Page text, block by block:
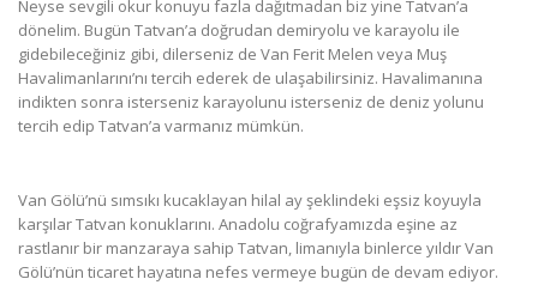
Neyse sevgili okur konuyu fazla dağıtmadan biz yine Tatvan’a
dönelim. Bugün Tatvan’a doğrudan demiryolu ve karayolu ile
gidebileceğiniz gibi, dilerseniz de Van Ferit Melen veya Muş
Havalimanlarını’nı tercih ederek de ulaşabilirsiniz. Havalimanına
indikten sonra isterseniz karayolunu isterseniz de deniz yolunu
tercih edip Tatvan’a varmanız mümkün.
Van Gölü’nü sımsıkı kucaklayan hilal ay şeklindeki eşsiz koyuyla
karşılar Tatvan konuklarını. Anadolu coğrafyamızda eşine az
rastlanır bir manzaraya sahip Tatvan, limanıyla binlerce yıldır Van
Gölü’nün ticaret hayatına nefes vermeye bugün de devam ediyor.